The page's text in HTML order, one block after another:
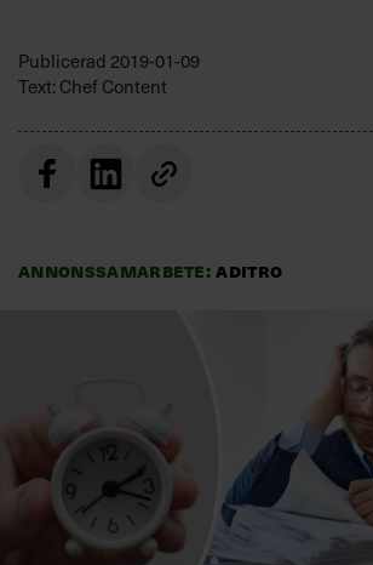
Sök
efter:
Publicerad 2019-01-09
Text: Chef Content
Annonssamarbete:Aditro